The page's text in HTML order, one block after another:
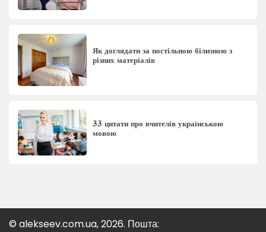
Як доглядати за постільною білизною з
різних матеріалів
33 цитати про вчителів українською
мовою
© alekseev.com.ua, 2026. Пошта: